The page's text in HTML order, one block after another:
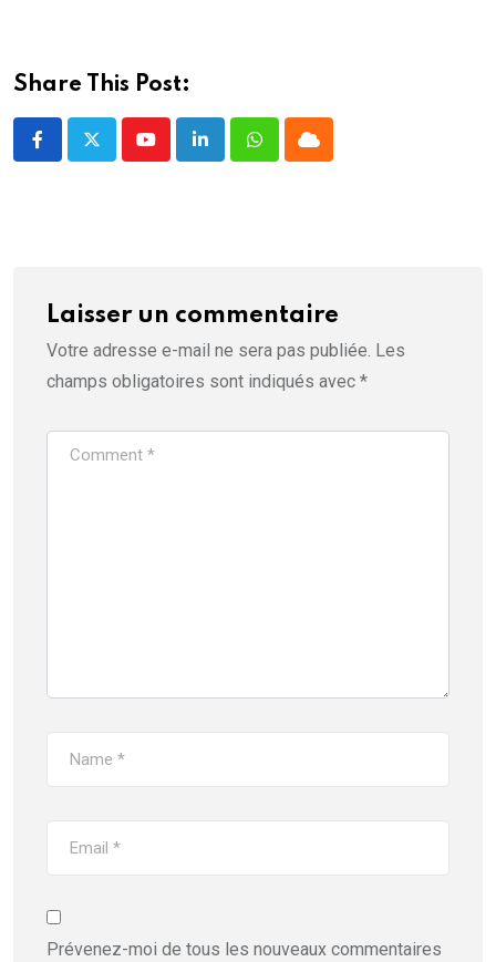
r
e
Share This Post:
YoutubeLinkedInWhatsappCloud
Laisser un commentaire
Votre adresse e-mail ne sera pas publiée. Les
champs obligatoires sont indiqués avec *
Prévenez-moi de tous les nouveaux commentaires